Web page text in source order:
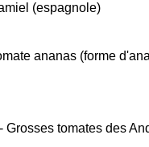
(espagnole)
ananas (forme
- Grosses tomates des